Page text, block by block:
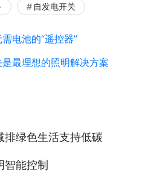
自发电开关
电池的“遥控器”
最理想的照明解决方案
排绿色生活支持低碳
能控制